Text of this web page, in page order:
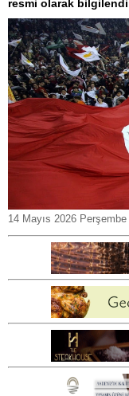
resmi olarak
14 Mayıs 2026